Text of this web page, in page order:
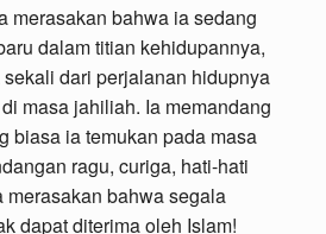
merasakan bahwa ia sedang
dalam titian kehidupannya,
dari perjalanan hidupnya
masa jahiliah. Ia memandang
biasa ia temukan pada masa
ragu, curiga, hati-hati
merasakan bahwa segala
dapat diterima oleh Islam!